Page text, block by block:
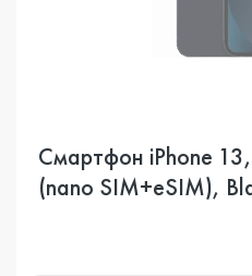
Смартфон iPhone
(nano SIM+eSIM),